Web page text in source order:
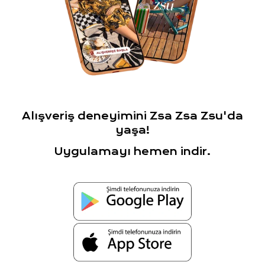
Alışveriş deneyimini Zsa Zsa Zsu'da
yaşa!
Uygulamayı hemen indir.